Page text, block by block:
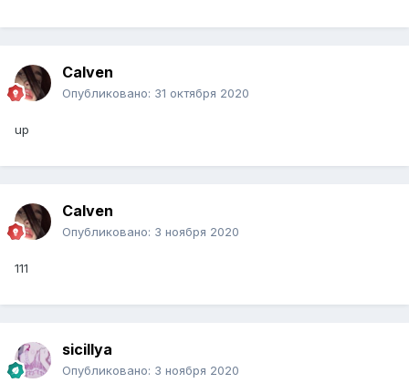
Calven
Опубликовано: 31 октября 2020
up
Calven
Опубликовано: 3 ноября 2020
111
sicillya
Опубликовано: 3 ноября 2020